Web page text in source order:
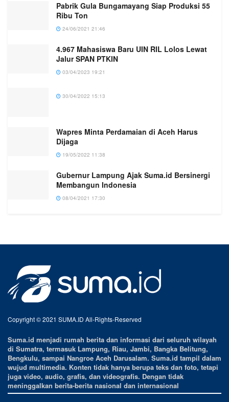
Pabrik Gula Bungamayang Siap Produksi 55
Ribu Ton
24/06/2021 21:46
4.967 Mahasiswa Baru UIN RIL Lolos Lewat
Jalur SPAN PTKIN
03/04/2023 19:21
30/04/2022 15:13
Wapres Minta Perdamaian di Aceh Harus
Dijaga
19/05/2022 11:38
Gubernur Lampung Ajak Suma.id Bersinergi
Membangun Indonesia
08/04/2021 17:30
Copyright © 2021 SUMA.ID All-Rights-Reserved
Suma.id menjadi rumah berita dan informasi dari seluruh wilayah
di Sumatra, termasuk Lampung, Riau, Jambi, Bangka Belitung,
Bengkulu, sampai Nangroe Aceh Darusalam. Suma.id tampil dalam
wujud multimedia. Konten tidak hanya berupa teks dan foto, tetapi
juga video, audio, grafis, dan videografis. Dengan tidak
meninggalkan berita-berita nasional dan internasional